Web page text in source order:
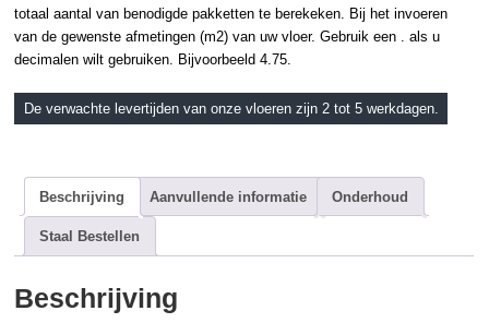
totaal aantal van benodigde pakketten te berekeken. Bij het invoeren
van de gewenste afmetingen (m2) van uw vloer. Gebruik een . als u
decimalen wilt gebruiken. Bijvoorbeeld 4.75.
De verwachte levertijden van onze vloeren zijn 2 tot 5 werkdagen.
Beschrijving Aanvullende informatie Onderhoud
Staal Bestellen
Beschrijving